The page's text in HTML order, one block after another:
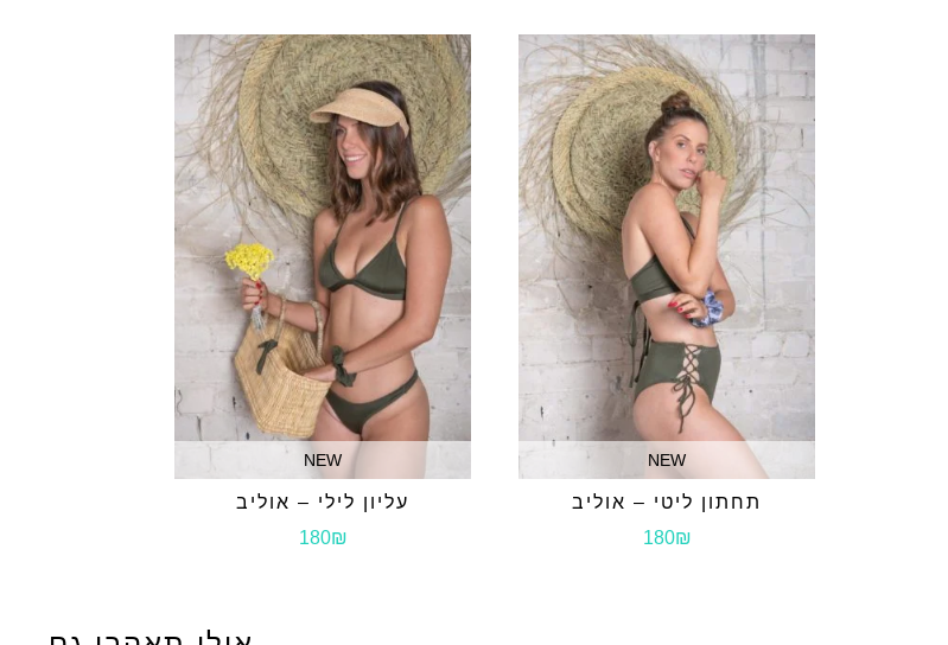
NEW
תחתון ליטי – אוליב
180₪
NEW
עליון לילי – אוליב
180₪